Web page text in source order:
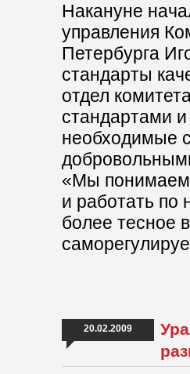
Накануне
управления
Петербурга
стандарты
отдел
стандартами
необходимые
«Мы
и работать по
более тесное
20.02.2009